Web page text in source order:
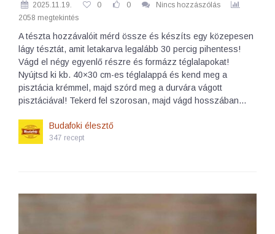
2025.11.19. 0 0
Nincs hozzászólás
2058 megtekintés
A tészta hozzávalóit mérd össze és készíts egy közepesen
lágy tésztát, amit letakarva legalább 30 percig pihentess!
Vágd el négy egyenlő részre és formázz téglalapokat!
Nyújtsd ki kb. 40×30 cm-es téglalappá és kend meg a
pisztácia krémmel, majd szórd meg a durvára vágott
pisztáciával! Tekerd fel szorosan, majd vágd hosszában…
Budafoki élesztő
347 recept